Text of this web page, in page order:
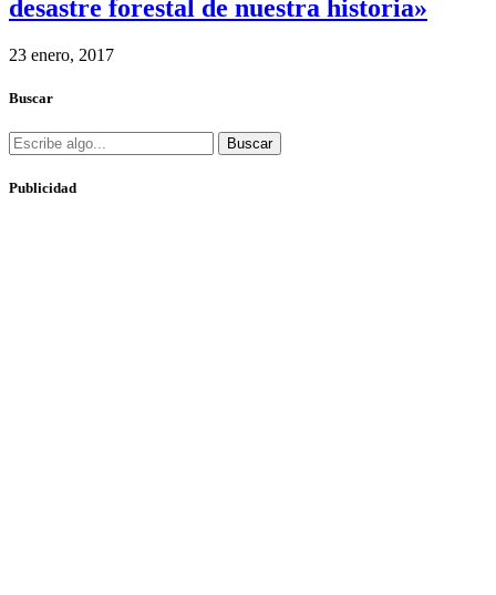
desastre forestal de nuestra historia»
23 enero, 2017
Buscar
Buscar
Publicidad